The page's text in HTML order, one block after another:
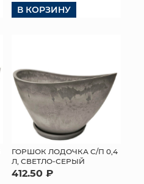
В КОРЗИНУ
ГОРШОК ЛОДОЧКА С/П 0,4
Л, СВЕТЛО-СЕРЫЙ
412.50 ₽